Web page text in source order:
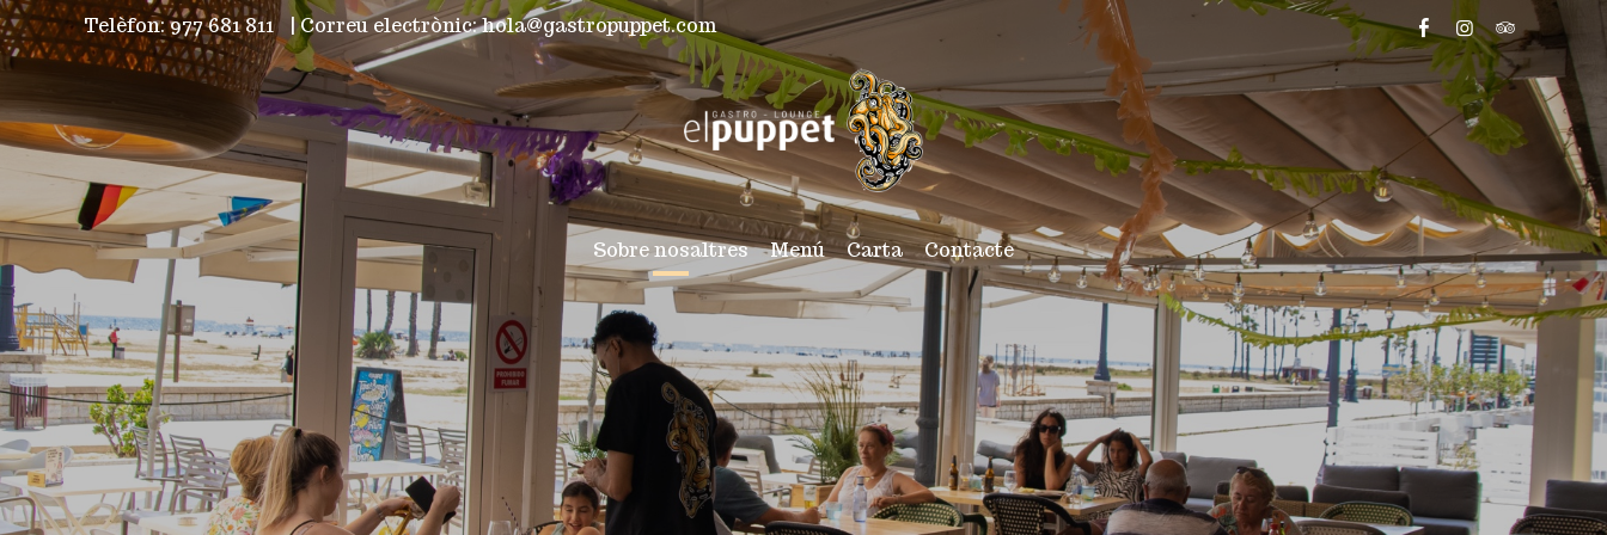
Telèfon: 977 681 811 |Correu electrònic: hola@gastropuppet.com
Sobre nosaltres Menú Carta Contacte